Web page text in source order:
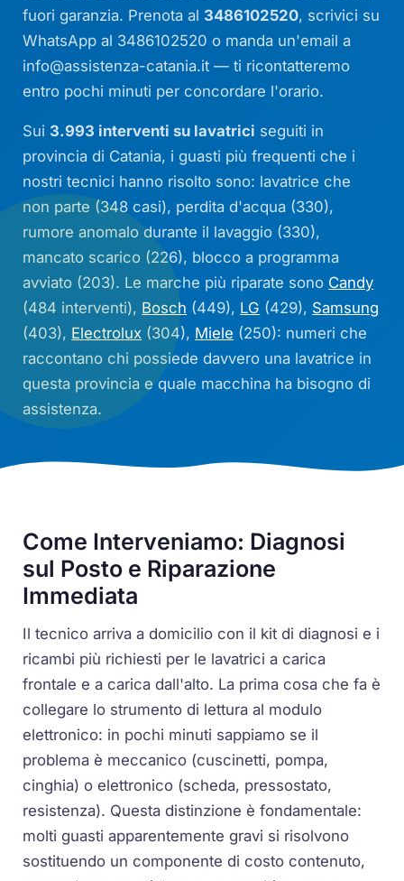
fuori garanzia. Prenota al 3486102520, scrivici su
WhatsApp al 3486102520 o manda un'email a
info@assistenza-catania.it — ti ricontatteremo
entro pochi minuti per concordare l'orario.
Sui 3.993 interventi su lavatrici seguiti in
provincia di Catania, i guasti più frequenti che i
nostri tecnici hanno risolto sono: lavatrice che
non parte (348 casi), perdita d'acqua (330),
rumore anomalo durante il lavaggio (330),
mancato scarico (226), blocco a programma
avviato (203). Le marche più riparate sono Candy
(484 interventi), Bosch (449), LG (429), Samsung
(403), Electrolux (304), Miele (250): numeri che
raccontano chi possiede davvero una lavatrice in
questa provincia e quale macchina ha bisogno di
assistenza.
Come Interveniamo: Diagnosi
sul Posto e Riparazione
Immediata
Il tecnico arriva a domicilio con il kit di diagnosi e i
ricambi più richiesti per le lavatrici a carica
frontale e a carica dall'alto. La prima cosa che fa è
collegare lo strumento di lettura al modulo
elettronico: in pochi minuti sappiamo se il
problema è meccanico (cuscinetti, pompa,
cinghia) o elettronico (scheda, pressostato,
resistenza). Questa distinzione è fondamentale:
molti guasti apparentemente gravi si risolvono
sostituendo un componente di costo contenuto,